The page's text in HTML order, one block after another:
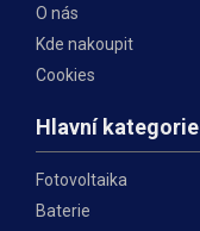
O nás
Kde nakoupit
Cookies
Hlavní kategorie
Fotovoltaika
Baterie